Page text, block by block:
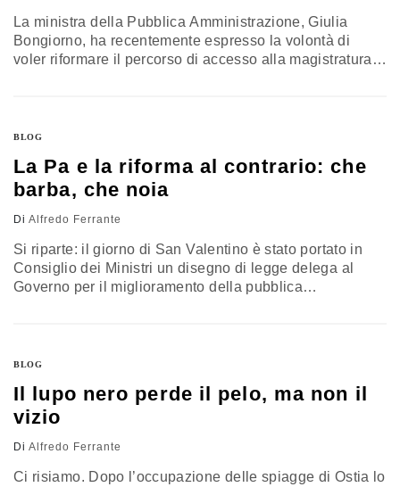
La ministra della Pubblica Amministrazione, Giulia
Bongiorno, ha recentemente espresso la volontà di
voler riformare il percorso di accesso alla magistratura,
che sono connesse all’esercizio della professione. Il
esempio, propose…
BLOG
La Pa e la riforma al contrario: che
barba, che noia
Di Alfredo Ferrante
Si riparte: il giorno di San Valentino è stato portato in
Consiglio dei Ministri un disegno di legge delega al
Governo per il miglioramento della pubblica
riformatrice di ogni Governo), sono molti e rilevanti, e il
BLOG
Il lupo nero perde il pelo, ma non il
vizio
Di Alfredo Ferrante
Ci risiamo. Dopo l’occupazione delle spiagge di Ostia lo